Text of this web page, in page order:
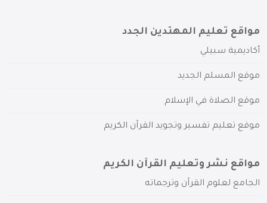
مواقع تعليم المهتدين الجدد
أكاديمية سبيلي
موقع المسلم الجديد
موقع الصلاة في الإسلام
موقع تعليم تفسير وتجويد القرآن الكريم
مواقع نشر وتعليم القرآن الكريم
الجامع لعلوم القرآن وترجماته